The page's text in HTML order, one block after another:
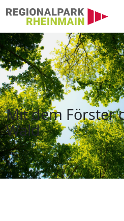
Mit dem Förster
Hauptnavigation
Mit dem Förster
Wald